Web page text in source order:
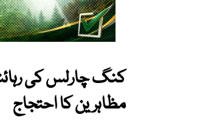
کنگ چارلس کی
مظاہرین کا احتجاج